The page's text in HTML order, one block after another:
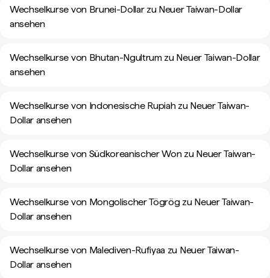
Wechselkurse von Brunei-Dollar zu Neuer Taiwan-Dollar
ansehen
Wechselkurse von Bhutan-Ngultrum zu Neuer Taiwan-Dollar
ansehen
Wechselkurse von Indonesische Rupiah zu Neuer Taiwan-
Dollar ansehen
Wechselkurse von Südkoreanischer Won zu Neuer Taiwan-
Dollar ansehen
Wechselkurse von Mongolischer Tögrög zu Neuer Taiwan-
Dollar ansehen
Wechselkurse von Malediven-Rufiyaa zu Neuer Taiwan-
Dollar ansehen